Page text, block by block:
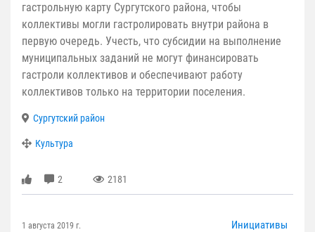
гастрольную карту Сургутского района, чтобы
коллективы могли гастролировать внутри района в
первую очередь. Учесть, что субсидии на выполнение
муниципальных заданий не могут финансировать
гастроли коллективов и обеспечивают работу
коллективов только на территории поселения.
Сургутский район
Культура
2 2181
1 августа 2019 г. Инициативы